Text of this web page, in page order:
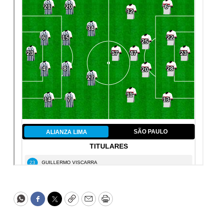
WhatsApp
Facebook
Twitter
CopyEmailPrint